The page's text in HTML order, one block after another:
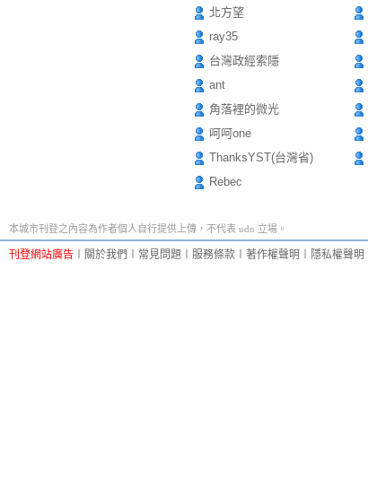
北方望
ray35
台灣政經索隱
ant
角落裡的微光
呵呵one
ThanksYST(台灣省)
Rebec
本城市刊登之內容為作者個人自行提供上傳，不代表 udn 立場。
刊登網站廣告 關於我們 常見問題 服務條款 著作權聲明 隱私權聲明